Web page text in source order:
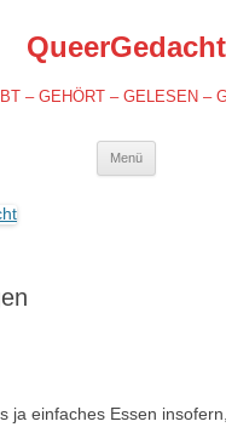
QueerGedacht
– GEHÖRT – GELESEN –
Menü
ja einfaches Essen